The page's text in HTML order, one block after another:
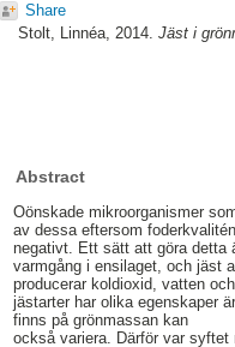
Share
Stolt, Linnéa, 2014. Jäst i
Abstract
Oönskade mikroorganismer
av dessa eftersom
negativt. Ett sätt att göra detta
varmgång i ensilaget, och jäst
producerar koldioxid, vatten
jästarter har olika egenskaper
finns på grönmassan kan
också variera. Därför var